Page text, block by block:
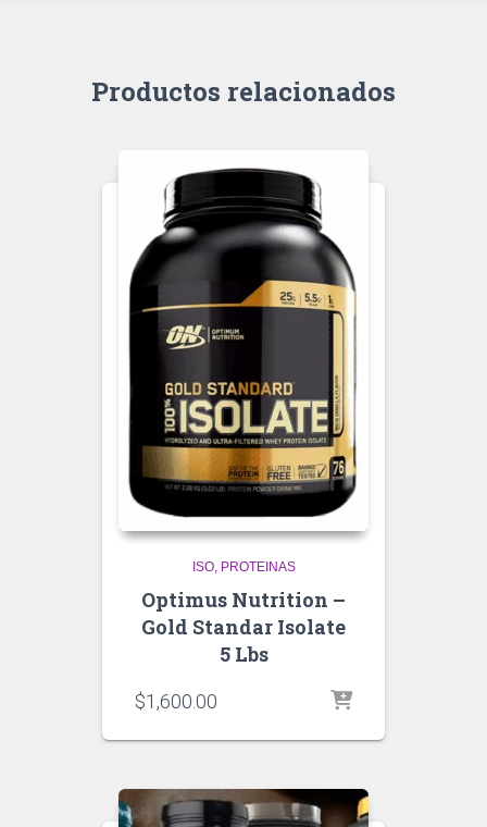
Productos relacionados
ISO PROTEINAS
Optimus Nutrition –
Gold Standar Isolate
5 Lbs
$1,600.00